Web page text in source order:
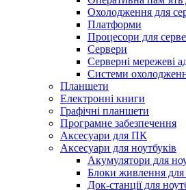
Охолодження для
Платформи
Процесори для
Сервери
Серверні мережеві
Системи
Планшети
Електронні книги
Графічні планшети
Програмне забезпечення
Аксесуари для ПК
Аксесуари для ноутбуків
Акумулятори для
Блоки живлення для
Док-станції для